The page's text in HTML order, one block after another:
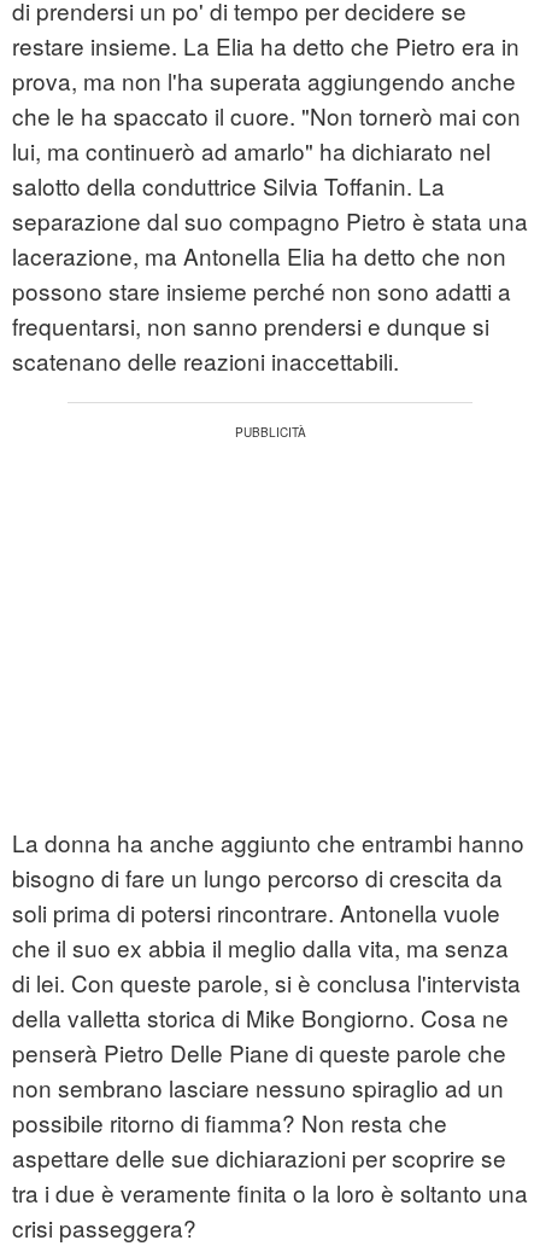
di prendersi un po' di tempo per decidere se
restare insieme. La Elia ha detto che Pietro era in
prova, ma non l'ha superata aggiungendo anche
che le ha spaccato il cuore. "Non tornerò mai con
lui, ma continuerò ad amarlo" ha dichiarato nel
salotto della conduttrice Silvia Toffanin. La
separazione dal suo compagno Pietro è stata una
lacerazione, ma Antonella Elia ha detto che non
possono stare insieme perché non sono adatti a
frequentarsi, non sanno prendersi e dunque si
scatenano delle reazioni inaccettabili.
La donna ha anche aggiunto che entrambi hanno
bisogno di fare un lungo percorso di crescita da
soli prima di potersi rincontrare. Antonella vuole
che il suo ex abbia il meglio dalla vita, ma senza
di lei. Con queste parole, si è conclusa l'intervista
della valletta storica di Mike Bongiorno. Cosa ne
penserà Pietro Delle Piane di queste parole che
non sembrano lasciare nessuno spiraglio ad un
possibile ritorno di fiamma? Non resta che
aspettare delle sue dichiarazioni per scoprire se
tra i due è veramente finita o la loro è soltanto una
crisi passeggera?